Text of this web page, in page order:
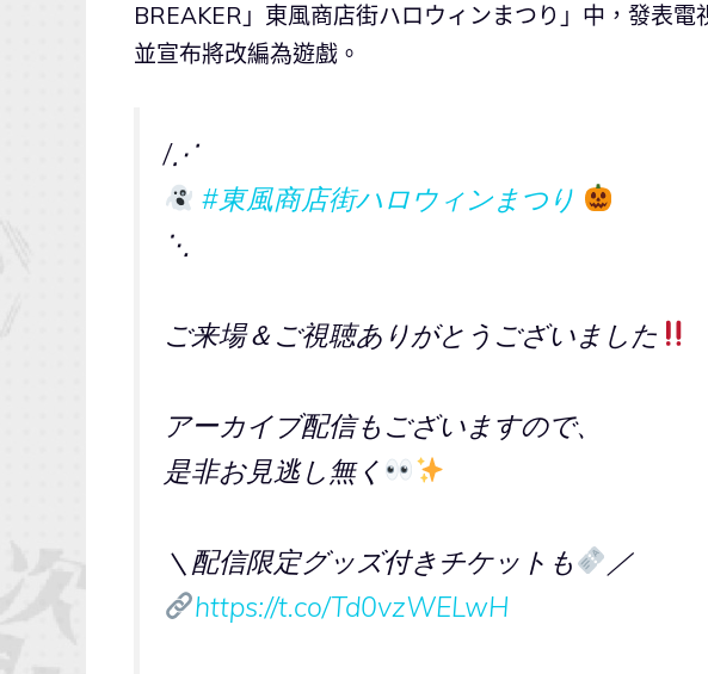
BREAKER」東風商店街ハロウィンまつり」中，發表
並宣布將改編為遊戲。
/⋰
#東風商店街ハロウィンまつり
⋱
ご来場＆ご視聴ありがとうございました
アーカイブ配信もございますので、
是非お見逃し無く
＼配信限定グッズ付きチケットも
／
https://t.co/Td0vzWELwH